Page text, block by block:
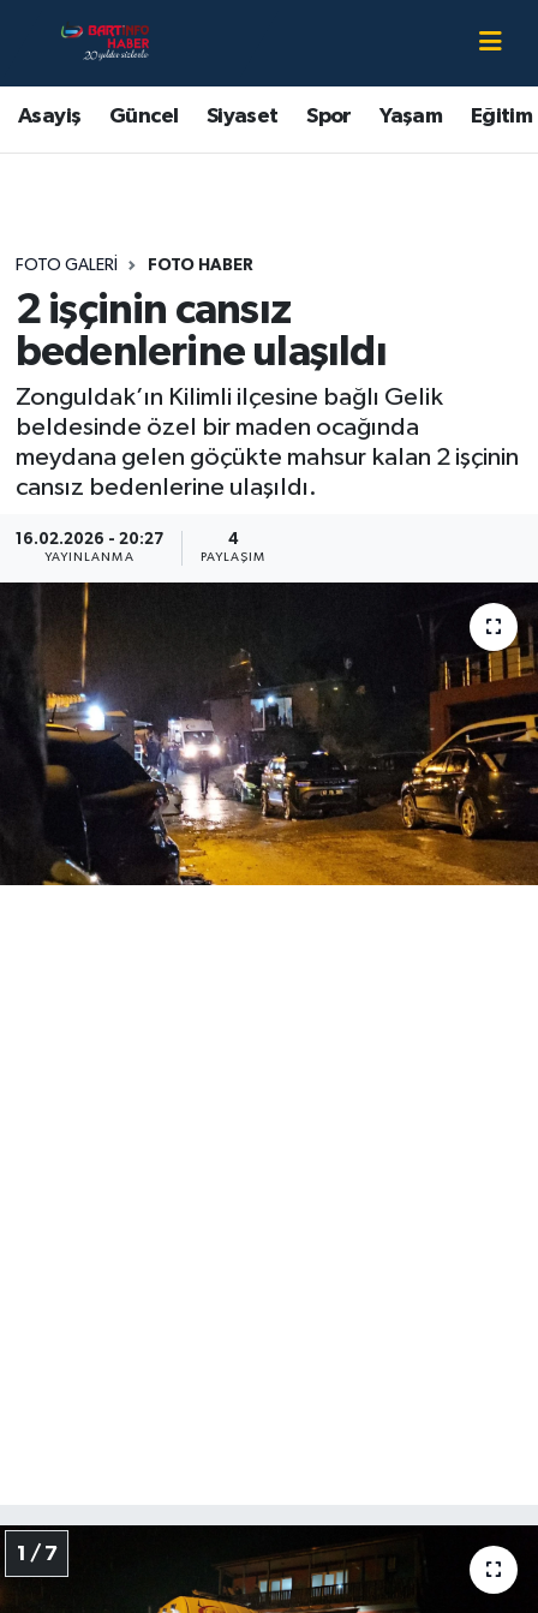
Asayiş Güncel Siyaset Spor Yaşam Eğitim
FOTO GALERI FOTO HABER
2 işçinin cansız
bedenlerine ulaşıldı
Zonguldak’ın Kilimli ilçesine bağlı Gelik
beldesinde özel bir maden ocağında
meydana gelen göçükte mahsur kalan 2 işçinin
cansız bedenlerine ulaşıldı.
16.02.2026 - 20:27
YAYINLANMA
4
PAYLAŞIM
1 / 7
Asayiş
Bartın Hakkında
Eğitim
Ekonomi
Güncel
Kültür-Sanat
Medya
Sağlık
Sinema
Sivil Toplum
Siyaset
Spor
Bartın Nöbetçi Eczaneler
Bartın Hava Durumu
Bartın Trafik Yoğunluk Haritası
Süper Lig Puan Durumu ve Fikstür
Tüm Manşetler
Son Dakika Haberleri